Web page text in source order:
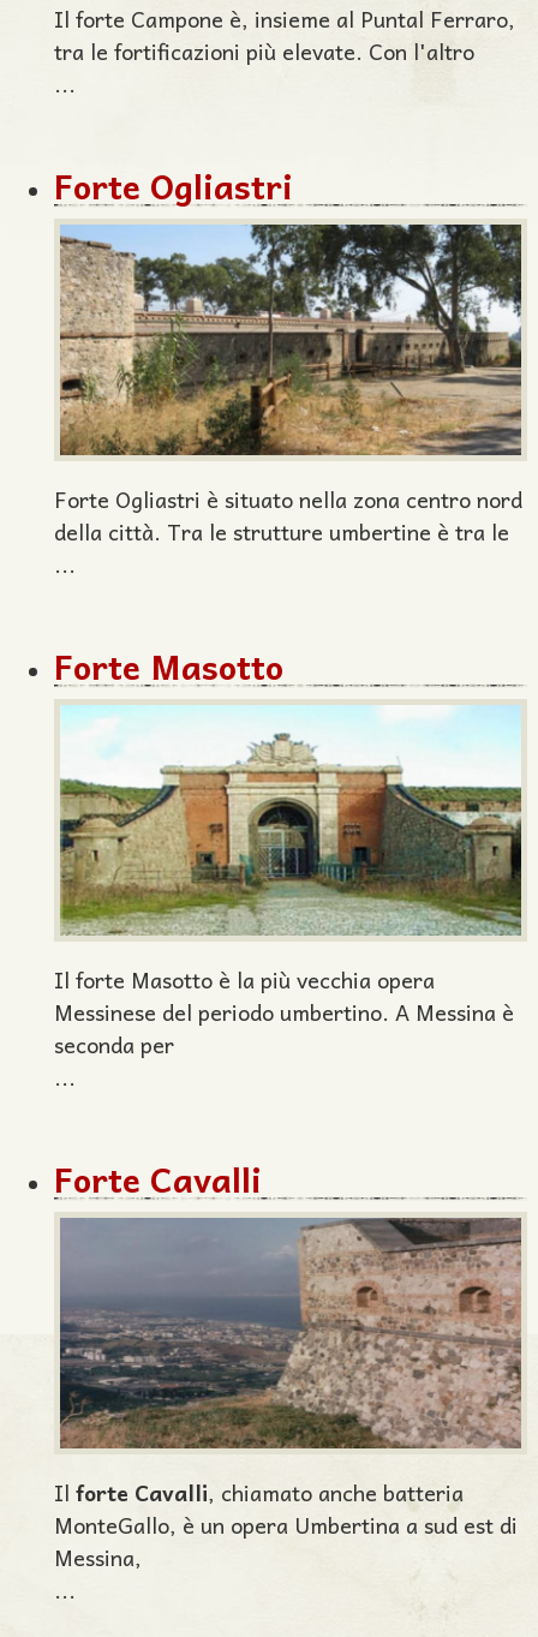
Il forte Campone è, insieme al Puntal Ferraro,
tra le fortificazioni più elevate. Con l'altro
...
Forte Ogliastri
Forte Ogliastri è situato nella zona centro nord
della città. Tra le strutture umbertine è tra le
...
Forte Masotto
Il forte Masotto è la più vecchia opera
Messinese del periodo umbertino. A Messina è
seconda per
...
Forte Cavalli
Il forte Cavalli, chiamato anche batteria
MonteGallo, è un opera Umbertina a sud est di
Messina,
...